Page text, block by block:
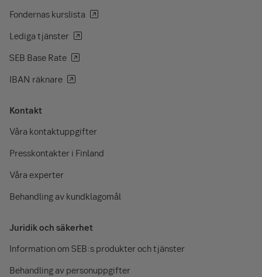
Fondernas kurslista
Lediga tjänster
SEB Base Rate
IBAN räknare
Kontakt
Våra kontaktuppgifter
Presskontakter i Finland
Våra experter
Behandling av kundklagomål
Juridik och säkerhet
Information om SEB:s produkter och tjänster
Behandling av personuppgifter